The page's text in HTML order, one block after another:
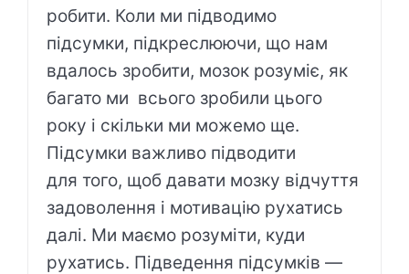
робити. Коли ми підводимо
підсумки, підкреслюючи, що нам
вдалось зробити, мозок розуміє, як
багато ми всього зробили цього
року і скільки ми можемо ще.
Підсумки важливо підводити
для того, щоб давати мозку відчуття
задоволення і мотивацію рухатись
далі. Ми маємо розуміти, куди
рухатись. Підведення підсумків —